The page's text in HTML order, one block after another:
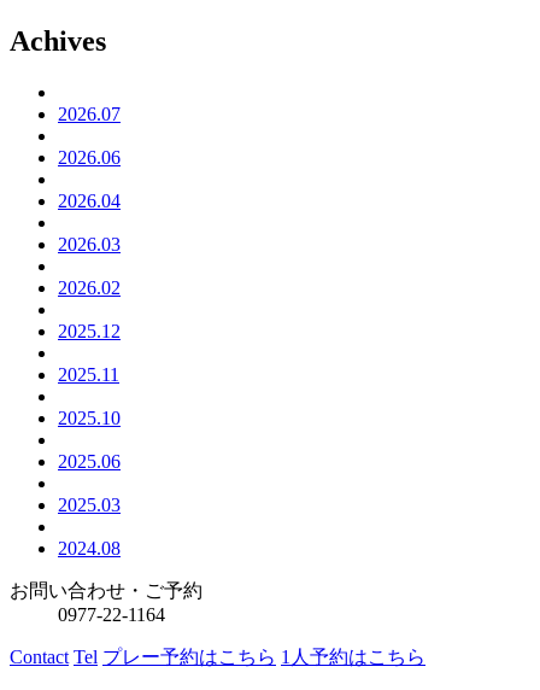
Achives
2026.07
2026.06
2026.04
2026.03
2026.02
2025.12
2025.11
2025.10
2025.06
2025.03
2024.08
お問い合わせ・ご予約
0977-22-1164
Contact Tel プレー予約はこちら 1人予約はこちら